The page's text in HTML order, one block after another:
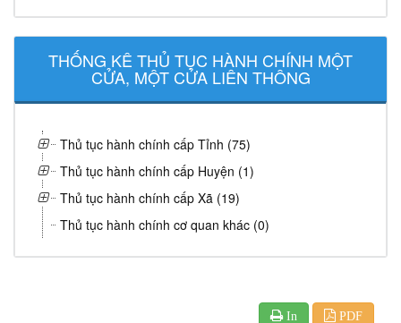
THỐNG KÊ THỦ TỤC HÀNH CHÍNH MỘT
CỬA, MỘT CỬA LIÊN THÔNG
Thủ tục hành chính cấp Tỉnh (75)
Thủ tục hành chính cấp Huyện (1)
Thủ tục hành chính cấp Xã (19)
Thủ tục hành chính cơ quan khác (0)
In PDF